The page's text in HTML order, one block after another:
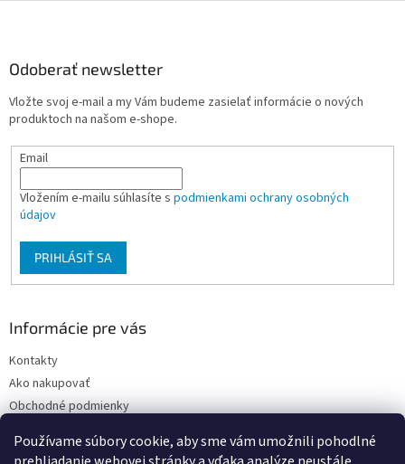
Používame súbory cookie, aby sme vám umožnili pohodlné
Odoberať newsletter
Vložte svoj e-mail a my Vám budeme zasielať informácie o nových
produktoch na našom e-shope.
Email
Vložením e-mailu súhlasíte s podmienkami ochrany osobných
údajov
PRIHLÁSIŤ SA
Informácie pre vás
Kontakty
Ako nakupovať
Obchodné podmienky
Moja objednávka